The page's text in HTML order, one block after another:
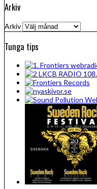
Arkiv
Arkiv
Tunga tips